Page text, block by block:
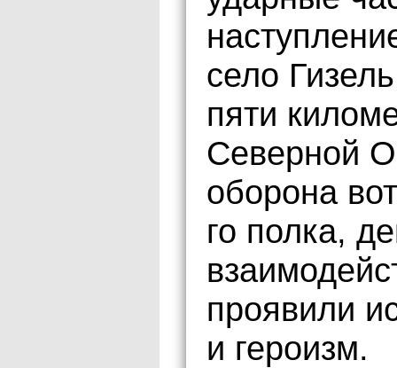
село
пяти
Северной
оборона
го полка,
проявили
и героизм.